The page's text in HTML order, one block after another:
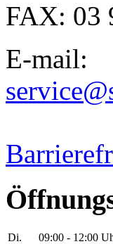
FAX: 03
E-mail:
Di.
09:00 - 12:00